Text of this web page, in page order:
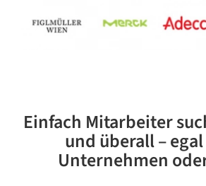
Einfach Mitarbeiter
und überall –
Unternehmen